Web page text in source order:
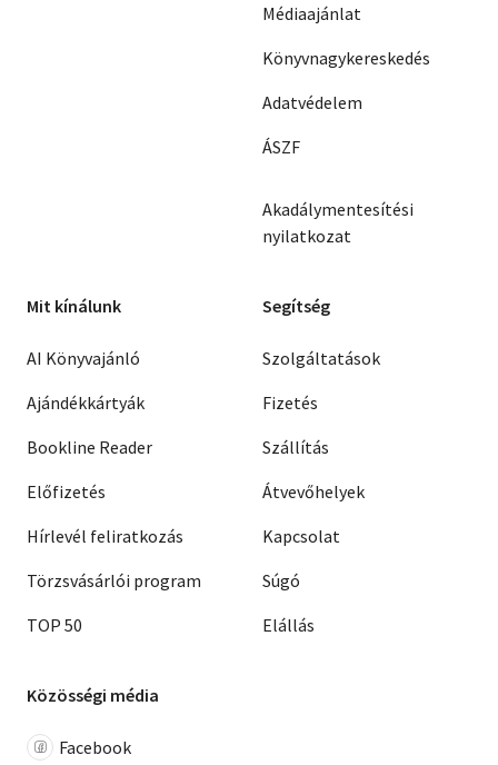
Médiaajánlat
Könyvnagykereskedés
Adatvédelem
ÁSZF
Akadálymentesítési
nyilatkozat
Mit kínálunk
AI Könyvajánló
Ajándékkártyák
Bookline Reader
Előfizetés
Hírlevél feliratkozás
Törzsvásárlói program
TOP 50
Segítség
Szolgáltatások
Fizetés
Szállítás
Átvevőhelyek
Kapcsolat
Súgó
Elállás
Közösségi média
Facebook